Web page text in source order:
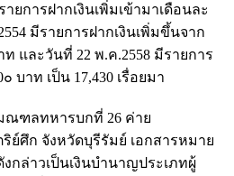
ยการฝากเงินเพิ่มเข้ามาเดือนละ
มีรายการฝากเงินเพิ่มขึ้นจาก
ท และวันที่ 22 พ.ค.2558 มีรายการ
บาท เป็น 17,430 เรื่อยมา
ณฑลทหารบกที่ 26 ค่าย
ย์ศึก จังหวัดบุรีรัมย์ เอกสารหมาย
งกล่าวเป็นเงินบำนาญประเภทผู้